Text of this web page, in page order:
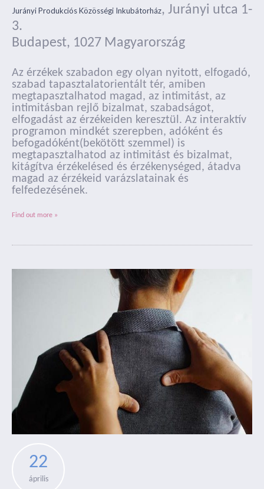
Jurányi Produkciós Közösségi Inkubátorház, Jurányi utca 1-
3.
Budapest, 1027 Magyarország
Az érzékek szabadon egy olyan nyitott, elfogadó,
szabad tapasztalatorientált tér, amiben
megtapasztalhatod magad, az intimitást, az
intimitásban rejlő bizalmat, szabadságot,
elfogadást az érzékeiden keresztül. Az interaktív
programon mindkét szerepben, adóként és
befogadóként(bekötött szemmel) is
megtapasztalhatod az intimitást és bizalmat,
kitágítva érzékelésed és érzékenységed, átadva
magad az érzékeid varázslatainak és
felfedezésének.
Find out more »
22
április